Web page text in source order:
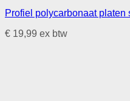
Profiel polycarbonaat platen
€ 19,99 ex btw